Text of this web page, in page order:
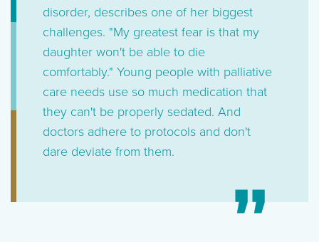
disorder, describes one of her biggest
challenges. "My greatest fear is that my
daughter won't be able to die
comfortably." Young people with palliative
care needs use so much medication that
they can't be properly sedated. And
doctors adhere to protocols and don't
dare deviate from them.